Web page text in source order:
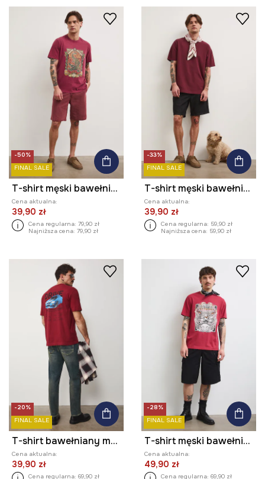
-50%
FINAL SALE
T-shirt męski bawełniany z nadrukiem
Cena aktualna:
39,90 zł
Cena regularna: 79,90 zł
Najniższa cena: 79,90 zł
-33%
FINAL SALE
T-shirt męski bawełniany
Cena aktualna:
39,90 zł
Cena regularna: 59,90 zł
Najniższa cena: 59,90 zł
-20%
FINAL SALE
T-shirt bawełniany męski z nadrukami
Cena aktualna:
39,90 zł
Cena regularna: 69,90 zł
-28%
FINAL SALE
T-shirt męski bawełniany z nadrukiem
Cena aktualna:
49,90 zł
Cena regularna: 69,90 zł